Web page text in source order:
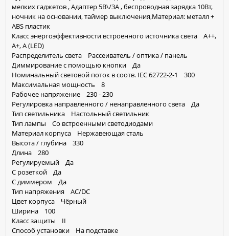
мелких гаджетов , Адаптер 5В\/3А , беспроводная зарядка 10Вт,
ночник на основании, таймер выключения,Материал: металл +
ABS пластик
Класс энергоэффективности встроенного источника света A++,
A+, A (LED)
Распределитель света Рассеиватель / оптика / панель
Диммирование с помощью кнопки Да
Номинальный световой поток в соотв. IEC 62722-2-1 300
Максимальная мощность 8
Рабочее напряжение 230 - 230
Регулировка направленного / ненаправленного света Да
Тип светильника Настольный светильник
Тип лампы Со встроенными светодиодами
Материал корпуса Нержавеющая сталь
Высота / глубина 330
Длина 280
Регулируемый Да
С розеткой Да
С диммером Да
Тип напряжения AC/DC
Цвет корпуса Чёрный
Ширина 100
Класс защиты II
Способ установки На подставке